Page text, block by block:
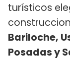
turísticos
Bariloche,
Posadas y